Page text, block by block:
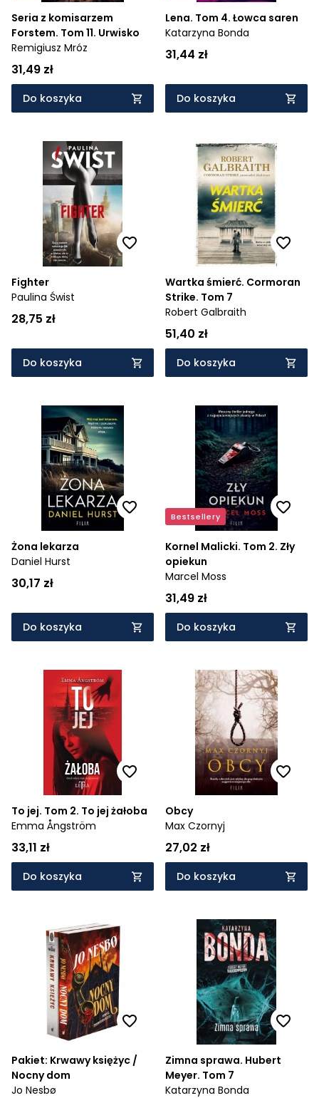
Seria z komisarzem
Forstem. Tom 11. Urwisko
Remigiusz Mróz
31,49 zł
Do koszyka
Lena. Tom 4. Łowca saren
Katarzyna Bonda
31,44 zł
Do koszyka
Fighter
Paulina Świst
28,75 zł
Do koszyka
Wartka śmierć. Cormoran
Strike. Tom 7
Robert Galbraith
51,40 zł
Do koszyka
Żona lekarza
Daniel Hurst
30,17 zł
Do koszyka
Bestsellery
Kornel Malicki. Tom 2. Zły
opiekun
Marcel Moss
31,49 zł
Do koszyka
To jej. Tom 2. To jej żałoba
Emma Ångström
33,11 zł
Do koszyka
Obcy
Max Czornyj
27,02 zł
Do koszyka
Pakiet: Krwawy księżyc /
Nocny dom
Jo Nesbø
Zimna sprawa. Hubert
Meyer. Tom 7
Katarzyna Bonda